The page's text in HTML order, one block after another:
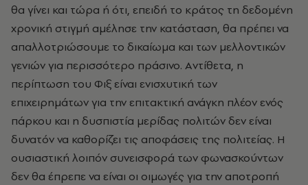
θα γίνει και τώρα ή ότι, επειδή το κράτος τη δεδομένη
χρονική στιγμή αμέλησε την κατάσταση, θα πρέπει να
απαλλοτριώσουμε το δικαίωμα και των μελλοντικών
γενιών για περισσότερο πράσινο. Aντίθετα, η
περίπτωση του Φιξ είναι ενισχυτική των
επιχειρημάτων για την επιτακτική ανάγκη πλέον ενός
πάρκου και η δυσπιστία μερίδας πολιτών δεν είναι
δυνατόν να καθορίζει τις αποφάσεις της πολιτείας. H
ουσιαστική λοιπόν συνεισφορά των φωνασκούντων
δεν θα έπρεπε να είναι οι οιμωγές για την αποτροπή